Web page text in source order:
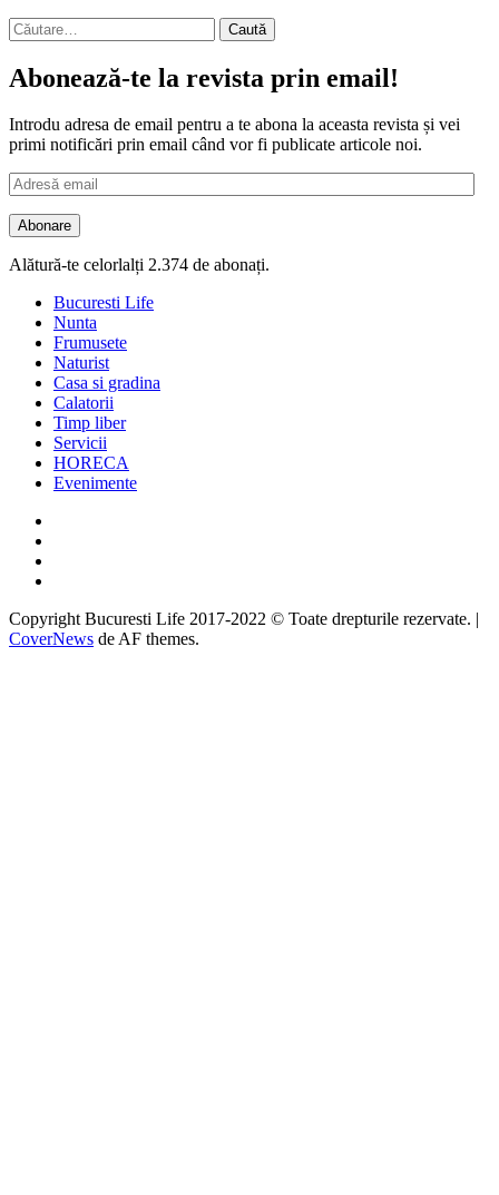
Caută
după:
Abonează-te la revista prin email!
Introdu adresa de email pentru a te abona la aceasta revista și vei
primi notificări prin email când vor fi publicate articole noi.
Adresă
email
Abonare
Alătură-te celorlalți 2.374 de abonați.
Bucuresti Life
Nunta
Frumusete
Naturist
Casa si gradina
Calatorii
Timp liber
Servicii
HORECA
Evenimente
Copyright Bucuresti Life 2017-2022 © Toate drepturile rezervate. |
CoverNews de AF themes.